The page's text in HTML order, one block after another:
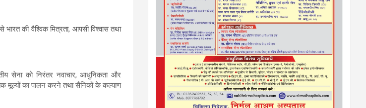
की वैश्विक मित्रता, आपसी विश्वास तथा
सेना को निरंतर नवाचार, आधुनिकता और
मूल्यों का पालन करने तथा सैनिकों के कल्याण